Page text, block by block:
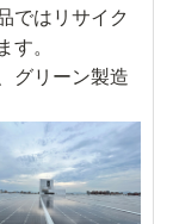
ではリサイク
す。
グリーン製造